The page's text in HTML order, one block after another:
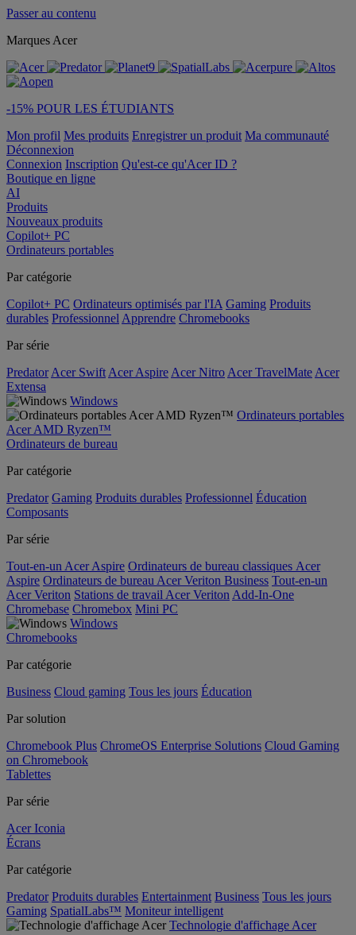
Passer au contenu
Marques Acer
-15% POUR LES ÉTUDIANTS
Mon profil Mes produits Enregistrer un produit Ma communauté
Déconnexion
Connexion Inscription Qu'est-ce qu'Acer ID ?
Boutique en ligne
AI
Produits
Nouveaux produits
Copilot+ PC
Ordinateurs portables
Par catégorie
Copilot+ PC Ordinateurs optimisés par l'IA Gaming Produits
durables Professionnel Apprendre Chromebooks
Par série
Predator Acer Swift Acer Aspire Acer Nitro Acer TravelMate Acer
Extensa
Windows
Ordinateurs portables
Acer AMD Ryzen™
Ordinateurs de bureau
Par catégorie
Predator Gaming Produits durables Professionnel Éducation
Composants
Par série
Tout-en-un Acer Aspire Ordinateurs de bureau classiques Acer
Aspire Ordinateurs de bureau Acer Veriton Business Tout-en-un
Acer Veriton Stations de travail Acer Veriton Add-In-One
Chromebase Chromebox Mini PC
Windows
Chromebooks
Par catégorie
Business Cloud gaming Tous les jours Éducation
Par solution
Chromebook Plus ChromeOS Enterprise Solutions Cloud Gaming
on Chromebook
Tablettes
Par série
Acer Iconia
Écrans
Par catégorie
Predator Produits durables Entertainment Business Tous les jours
Gaming SpatialLabs™ Moniteur intelligent
Technologie d'affichage Acer